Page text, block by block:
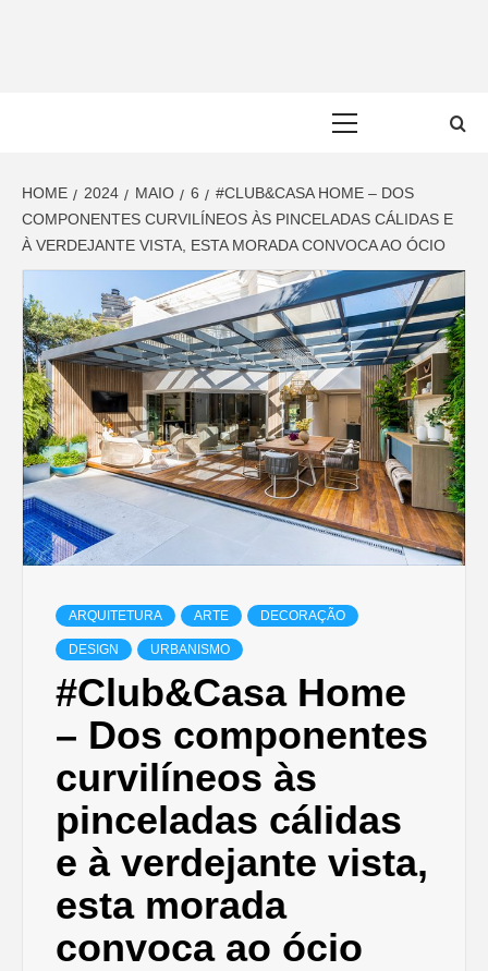
HOME 2024 MAIO 6
#CLUB&CASA HOME – DOS
COMPONENTES CURVILÍNEOS ÀS PINCELADAS CÁLIDAS E
À VERDEJANTE VISTA, ESTA MORADA CONVOCA AO ÓCIO
ARQUITETURA ARTE DECORAÇÃO
DESIGN URBANISMO
#Club&Casa Home
– Dos componentes
curvilíneos às
pinceladas cálidas
e à verdejante vista,
esta morada
convoca ao ócio